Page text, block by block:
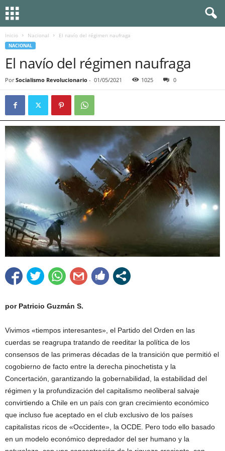
Inicio Nacional El navío del régimen naufraga
NACIONAL
El navío del régimen naufraga
Por Socialismo Revolucionario - 01/05/2021 1025 0
por Patricio Guzmán S.
Vivimos «tiempos interesantes», el Partido del Orden en las
cuerdas se reagrupa tratando de reeditar la política de los
consensos de las primeras décadas de la transición que permitió el
cogobierno de facto entre la derecha pinochetista y la
Concertación, garantizando la gobernabilidad, la estabilidad del
régimen y la profundización del capitalismo neoliberal salvaje
convirtiendo a Chile en un país con gran crecimiento económico
que incluso fue aceptado en el club exclusivo de los países
capitalistas ricos de «Occidente», la OCDE. Pero todo ello basado
en un modelo económico depredador del ser humano y la